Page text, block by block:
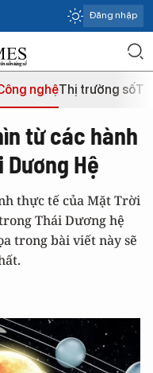
Đăng nhập
nghệThị trường số
từ các hành
Hệ
thực tế của Mặt Trời
Thái Dương hệ
trong bài viết này sẽ